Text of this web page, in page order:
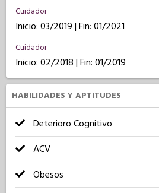
Cuidador
Inicio: 03/2019 | Fin: 01/2021
Cuidador
Inicio: 02/2018 | Fin: 01/2019
HABILIDADES Y APTITUDES
Deterioro Cognitivo
ACV
Obesos